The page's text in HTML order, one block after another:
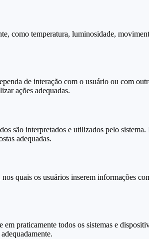
como temperatura, luminosidade,
de interação com o usuário ou com
ações adequadas.
são interpretados e utilizados pelo
adequadas.
quais os usuários inserem informações
praticamente todos os sistemas e